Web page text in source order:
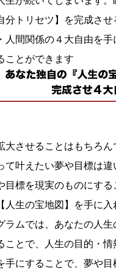
分トリセツ】を完成させ
人間関係の４大自由を手
ことができます
大させることはもちろ
て叶えたい夢や目標は
目標を現実のものにする
人生の宝地図】を手に
ラムでは、あなたの人生
ことで、人生の目的・
手にすることで、夢や